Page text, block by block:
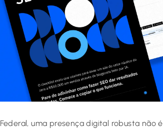
uma presença digital robusta não é